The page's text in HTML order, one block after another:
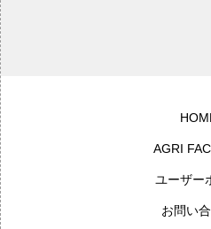
AGRI
ユーザー
お問い